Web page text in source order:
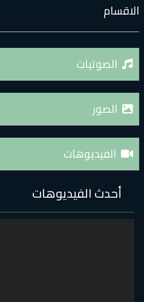
الصوتيات
الصور
الفيديوهات
أحدث الفيديوهات